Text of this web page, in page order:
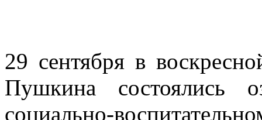
29 сентября в
Пушкина состоялись
социально-